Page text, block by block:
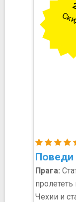
Поведи
Прага:
Чехии и